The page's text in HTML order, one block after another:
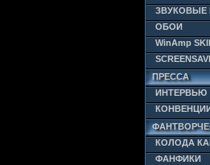
ЗВУКОВЫЕ
ОБОИ
WinAmp
ПРЕССА
ИНТЕРВЬЮ
КОЛОДА
ФАНФИКИ